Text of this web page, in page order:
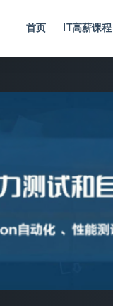
首页 IT高薪课程